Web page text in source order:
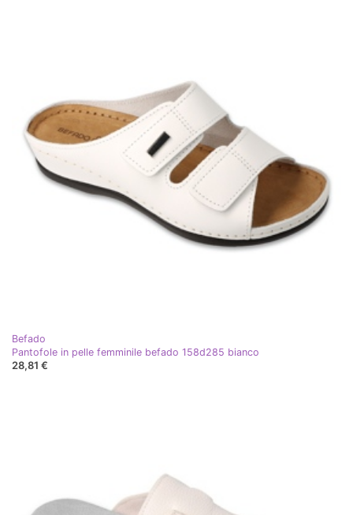
Befado
Pantofole in pelle femminile befado 158d285 bianco
28,81 €